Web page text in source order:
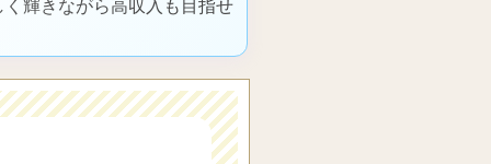
輝きながら高収入も目指せ